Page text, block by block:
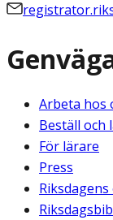
Arbeta hos
Beställ och
För lärare
Press